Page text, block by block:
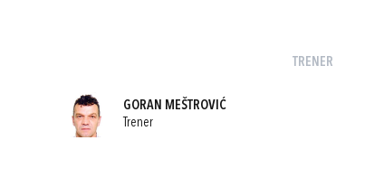
TRENER
GORAN MEŠTROVIĆ
Trener